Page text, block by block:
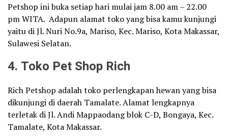
Petshop ini buka setiap hari mulai jam 8.00 am – 22.00
pm WITA. Adapun alamat toko yang bisa kamu kunjungi
yaitu di Jl. Nuri No.9a, Mariso, Kec. Mariso, Kota Makassar,
Sulawesi Selatan.
4. Toko Pet Shop Rich
Rich Petshop adalah toko perlengkapan hewan yang bisa
dikunjungi di daerah Tamalate. Alamat lengkapnya
terletak di Jl. Andi Mappaodang blok C-D, Bongaya, Kec.
Tamalate, Kota Makassar.